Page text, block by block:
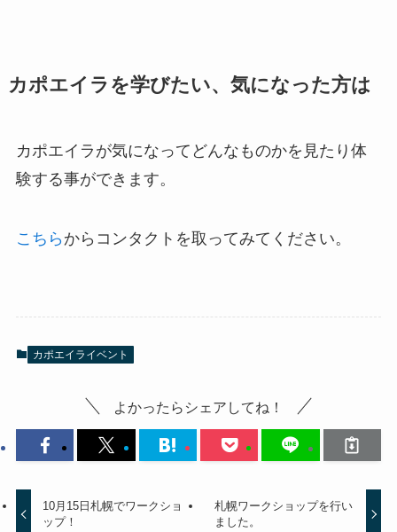
カポエイラを学びたい、気になった方は
カポエイラが気になってどんなものかを見たり体
験する事ができます。
こちら からコンタクトを取ってみてください。
カポエイライベント
よかったらシェアしてね！
10月15日札幌でワークショ
ップ！
札幌ワークショップを行い
ました。